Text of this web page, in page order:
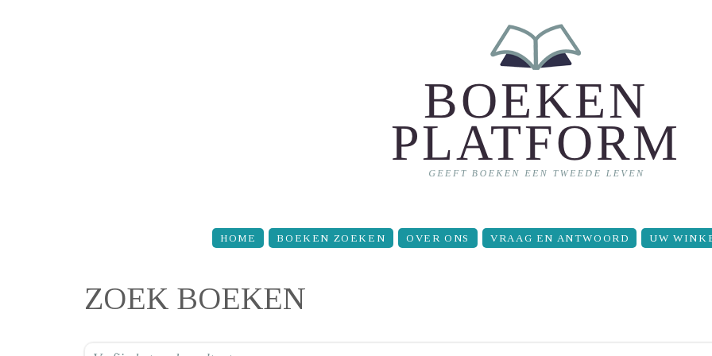
HOME BOEKEN ZOEKEN OVER ONS VRAAG EN ANTWOORD UW
ZOEK BOEKEN